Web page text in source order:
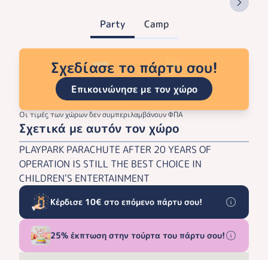
Party Camp
Σχεδίασε το πάρτυ σου!
Επικοινώνησε με τον χώρο
Οι τιμές των χώρων δεν συμπεριλαμβάνουν ΦΠΑ
Σχετικά με αυτόν τον χώρο
PLAYPARK PARACHUTE AFTER 20 YEARS OF
OPERATION IS STILL THE BEST CHOICE IN
CHILDREN'S ENTERTAINMENT
Κέρδισε 10€ στο επόμενο πάρτυ σου!
25% έκπτωση στην τούρτα του πάρτυ σου!